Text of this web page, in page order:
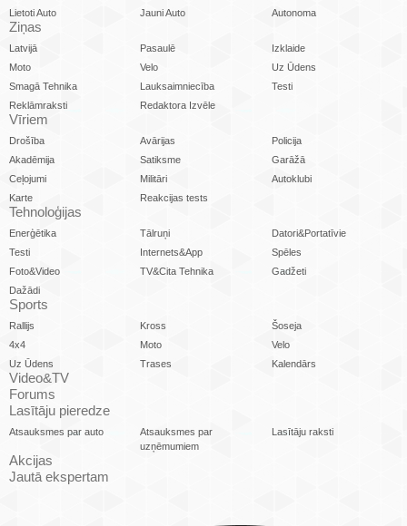
Lietoti Auto Jauni Auto Autonoma
Ziņas
Latvijā Pasaulē
Izklaide
Moto
Velo
Uz Ūdens
Smagā Tehnika
Lauksaimniecība
Testi
Reklāmraksti
Redaktora Izvēle
Vīriem
Drošība Avārijas
Policija
Akadēmija
Satiksme
Garāžā
Ceļojumi
Militāri
Autoklubi
Karte
Reakcijas tests
Tehnoloģijas
Enerģētika Tālruņi
Datori&Portatīvie
Testi
Internets&App
Spēles
Foto&Video
TV&Cita Tehnika
Gadžeti
Dažādi
Sports
Rallijs Kross
Šoseja
4x4
Moto
Velo
Uz Ūdens
Trases Kalendārs
Video&TV
Forums
Lasītāju pieredze
Atsauksmes par auto
Atsauksmes par
uzņēmumiem
Lasītāju raksti
Akcijas
Jautā ekspertam